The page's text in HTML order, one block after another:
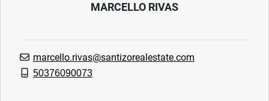
MARCELLO RIVAS
marcello.rivas@santizorealestate.com
50376090073